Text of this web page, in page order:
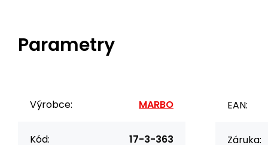
Parametry
Výrobce: MARBO
Kód: 17-3-363
EAN:
Záruka: